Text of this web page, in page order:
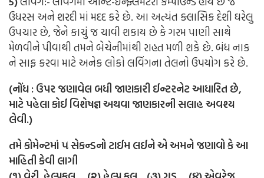
ઉધરસ અને શરદી માં મદદ કરે છે. આ અત્યંત ક્લાસિક દેશી ઘરેલુ
ઉપચાર છે, જેને કાચું જ ચાવી શકાય છે કે ગરમ પાણી સાથે
મેળવીને પીવાથી તમને બેચેનીમાંથી રાહત મળી શકે છે. બંધ નાક
ને સાફ કરવા માટે અનેક લોકો લવિંગના તેલનો ઉપયોગ કરે છે.
(નોંધ : ઉપર જણાવેલ બધી જાણકારી ઈન્ટરનેટ આધારિત છે,
માટે પહેલા કોઈ વિશેષજ્ઞ અથવા જાણકારની સલાહ અવશ્ય
લેવી.)
તમે કોમેન્ટમાં ૫ સેકન્ડનો ટાઈમ લઈને એ અમને જણાવો કે આ
માહિતી કેવી લાગી